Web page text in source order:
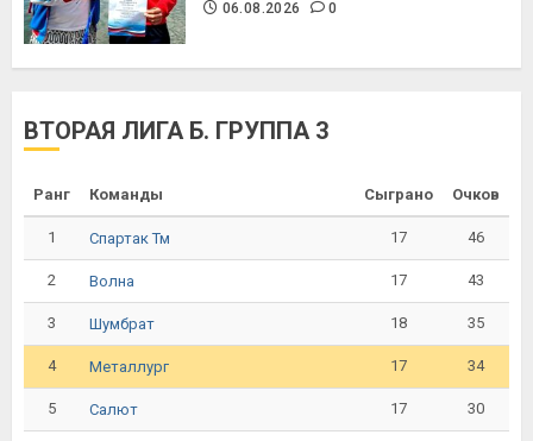
06.08.2026 0
ВТОРАЯ ЛИГА Б. ГРУППА 3
Ранг Команды Сыграно Очков
1 Спартак Тм 17 46
2 Волна 17 43
3 Шумбрат 18 35
4 Металлург 17 34
5 Салют 17 30